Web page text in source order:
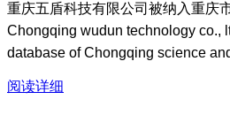
重庆五盾科技有限公司被纳入重庆
Chongqing wudun technology co.,
database of Chongqing science
阅读详细